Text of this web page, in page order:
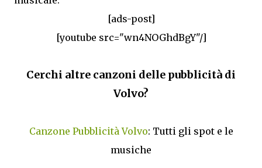
[ads-post]
[youtube src="wn4NOGhdBgY"/]
Cerchi altre canzoni delle pubblicità di
Volvo?
Canzone Pubblicità Volvo: Tutti gli spot e le
musiche